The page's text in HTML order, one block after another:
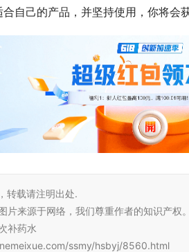
自己的产品，并坚持使用，你将会
转载请注明出处.
片来源于网络，我们尊重作者的知识产权
补药水
ssmy/hsbyj/8560.html